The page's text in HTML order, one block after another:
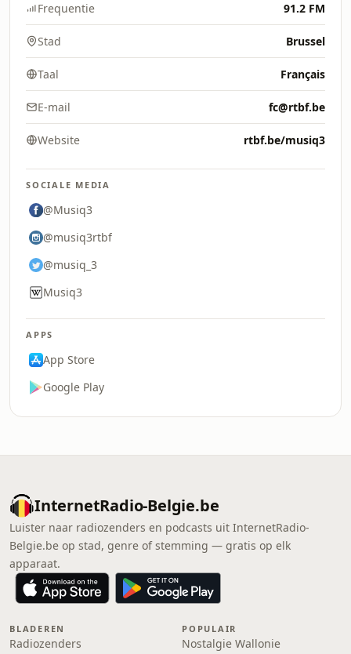
Frequentie 91.2 FM
Stad Brussel
Taal Français
E-mail fc@rtbf.be
Website rtbf.be/musiq3
SOCIALE MEDIA
@Musiq3
@musiq3rtbf
@musiq_3
Musiq3
APPS
App Store
Google Play
InternetRadio-Belgie.be
Luister naar radiozenders en podcasts uit InternetRadio-
Belgie.be op stad, genre of stemming — gratis op elk
apparaat.
BLADEREN
Radiozenders
POPULAIR
Nostalgie Wallonie